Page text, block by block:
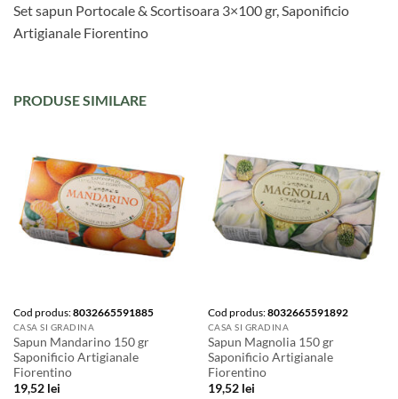
Set sapun Portocale & Scortisoara 3×100 gr, Saponificio
Artigianale Fiorentino
PRODUSE SIMILARE
Cod produs:8032665591885
CASA SI GRADINA
Sapun Mandarino 150 gr
Saponificio Artigianale
Fiorentino
19,52 lei
Cod produs:8032665591892
CASA SI GRADINA
Sapun Magnolia 150 gr
Saponificio Artigianale
Fiorentino
19,52 lei